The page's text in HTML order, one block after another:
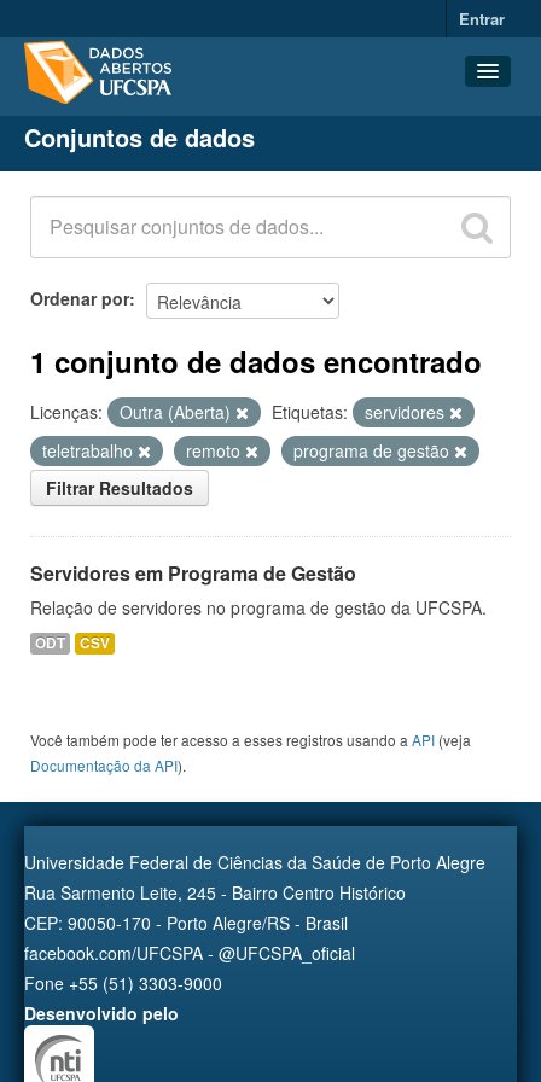
Entrar
Conjuntos de dados
Organizações
Grupos
Sobre
Conjuntos de dados
Ordenar por
1 conjunto de dados encontrado
Licenças: Outra (Aberta) Etiquetas:
servidores
teletrabalho
remoto
programa de gestão
Filtrar Resultados
Servidores em Programa de Gestão
Relação de servidores no programa de gestão da UFCSPA.
ODT CSV
Você também pode ter acesso a esses registros usando a API (veja
Documentação da API).
Universidade Federal de Ciências da Saúde de Porto Alegre
Rua Sarmento Leite, 245 - Bairro Centro Histórico
CEP: 90050-170 - Porto Alegre/RS - Brasil
facebook.com/UFCSPA - @UFCSPA_oficial
Fone +55 (51) 3303-9000
Desenvolvido pelo